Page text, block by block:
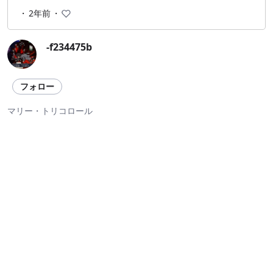
・ 2年前 ・
-f234475b
フォロー
マリー・トリコロール